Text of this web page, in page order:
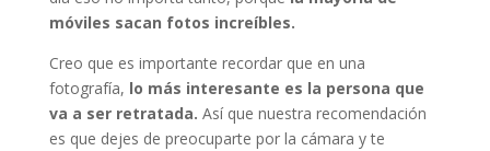
móviles sacan fotos increíbles.
Creo que es importante recordar que en una
fotografía, lo más interesante es la persona que
va a ser retratada. Así que nuestra recomendación
es que dejes de preocuparte por la cámara y te